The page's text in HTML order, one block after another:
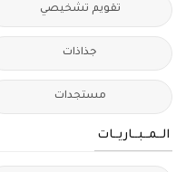
تقويم تشخيصي
جذاذات
مستجدات
الــمــبــاريــات